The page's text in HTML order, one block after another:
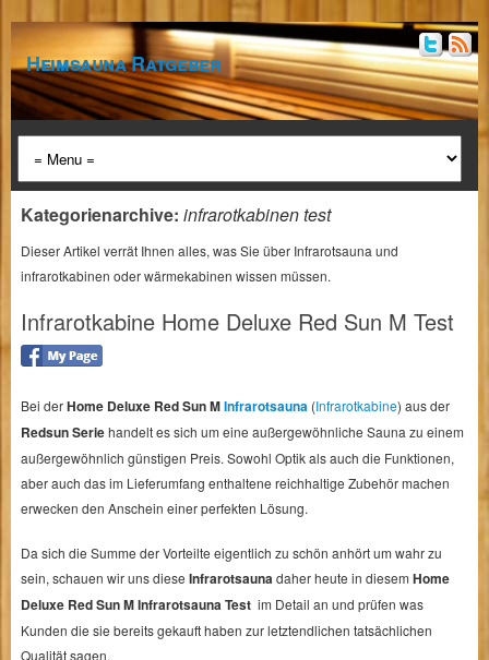
Heimsauna Ratgeber
Kategorienarchive: infrarotkabinen test
Dieser Artikel verrät Ihnen alles, was Sie über Infrarotsauna und
infrarotkabinen oder wärmekabinen wissen müssen.
Infrarotkabine Home Deluxe Red Sun M Test
Bei derHome Deluxe Red Sun MInfrarotsauna (Infrarotkabine) aus der
Redsun Seriehandelt es sich um eine außergewöhnliche Sauna zu einem
außergewöhnlich günstigen Preis. Sowohl Optik als auch die Funktionen,
aber auch das im Lieferumfang enthaltene reichhaltige Zubehör machen
erwecken den Anschein einer perfekten Lösung.
Da sich die Summe der Vorteilte eigentlich zu schön anhört um wahr zu
sein, schauen wir uns diese Infrarotsauna daher heute in diesem Home
Deluxe Red Sun M Infrarotsauna Test im Detail an und prüfen was
Kunden die sie bereits gekauft haben zur letztendlichen tatsächlichen
Qualität sagen.